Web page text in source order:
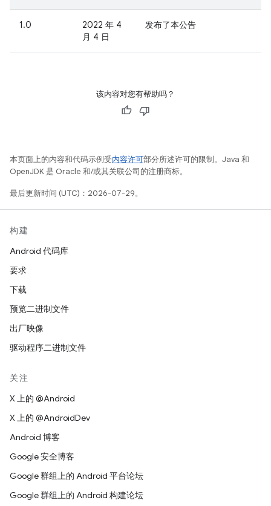
1.0
2022 年 4
月 4 日
发布了本公告
该内容对您有帮助吗？
本页面上的内容和代码示例受内容许可部分所述许可的限制。Java 和
OpenJDK 是 Oracle 和/或其关联公司的注册商标。
最后更新时间 (UTC)：2026-07-29。
构建
Android 代码库
要求
下载
预览二进制文件
出厂映像
驱动程序二进制文件
关注
X 上的 @Android
X 上的 @AndroidDev
Android 博客
Google 安全博客
Google 群组上的 Android 平台论坛
Google 群组上的 Android 构建论坛